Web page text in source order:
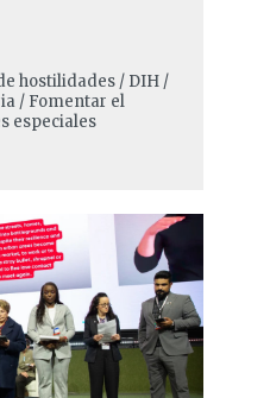
hostilidades / DIH /
/ Fomentar el
especiales